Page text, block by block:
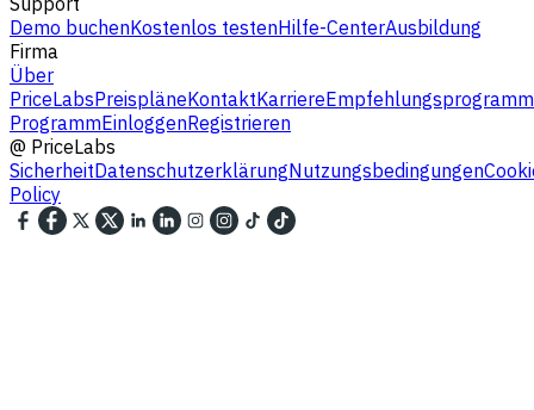
Demo buchenKostenlos testenHilfe-CenterAusbildung
Firma
Über
PriceLabsPreispläneKontaktKarriereEmpfehlungsprogramm
ProgrammEinloggenRegistrieren
@ PriceLabs
SicherheitDatenschutzerklärungNutzungsbedingungen
Policy